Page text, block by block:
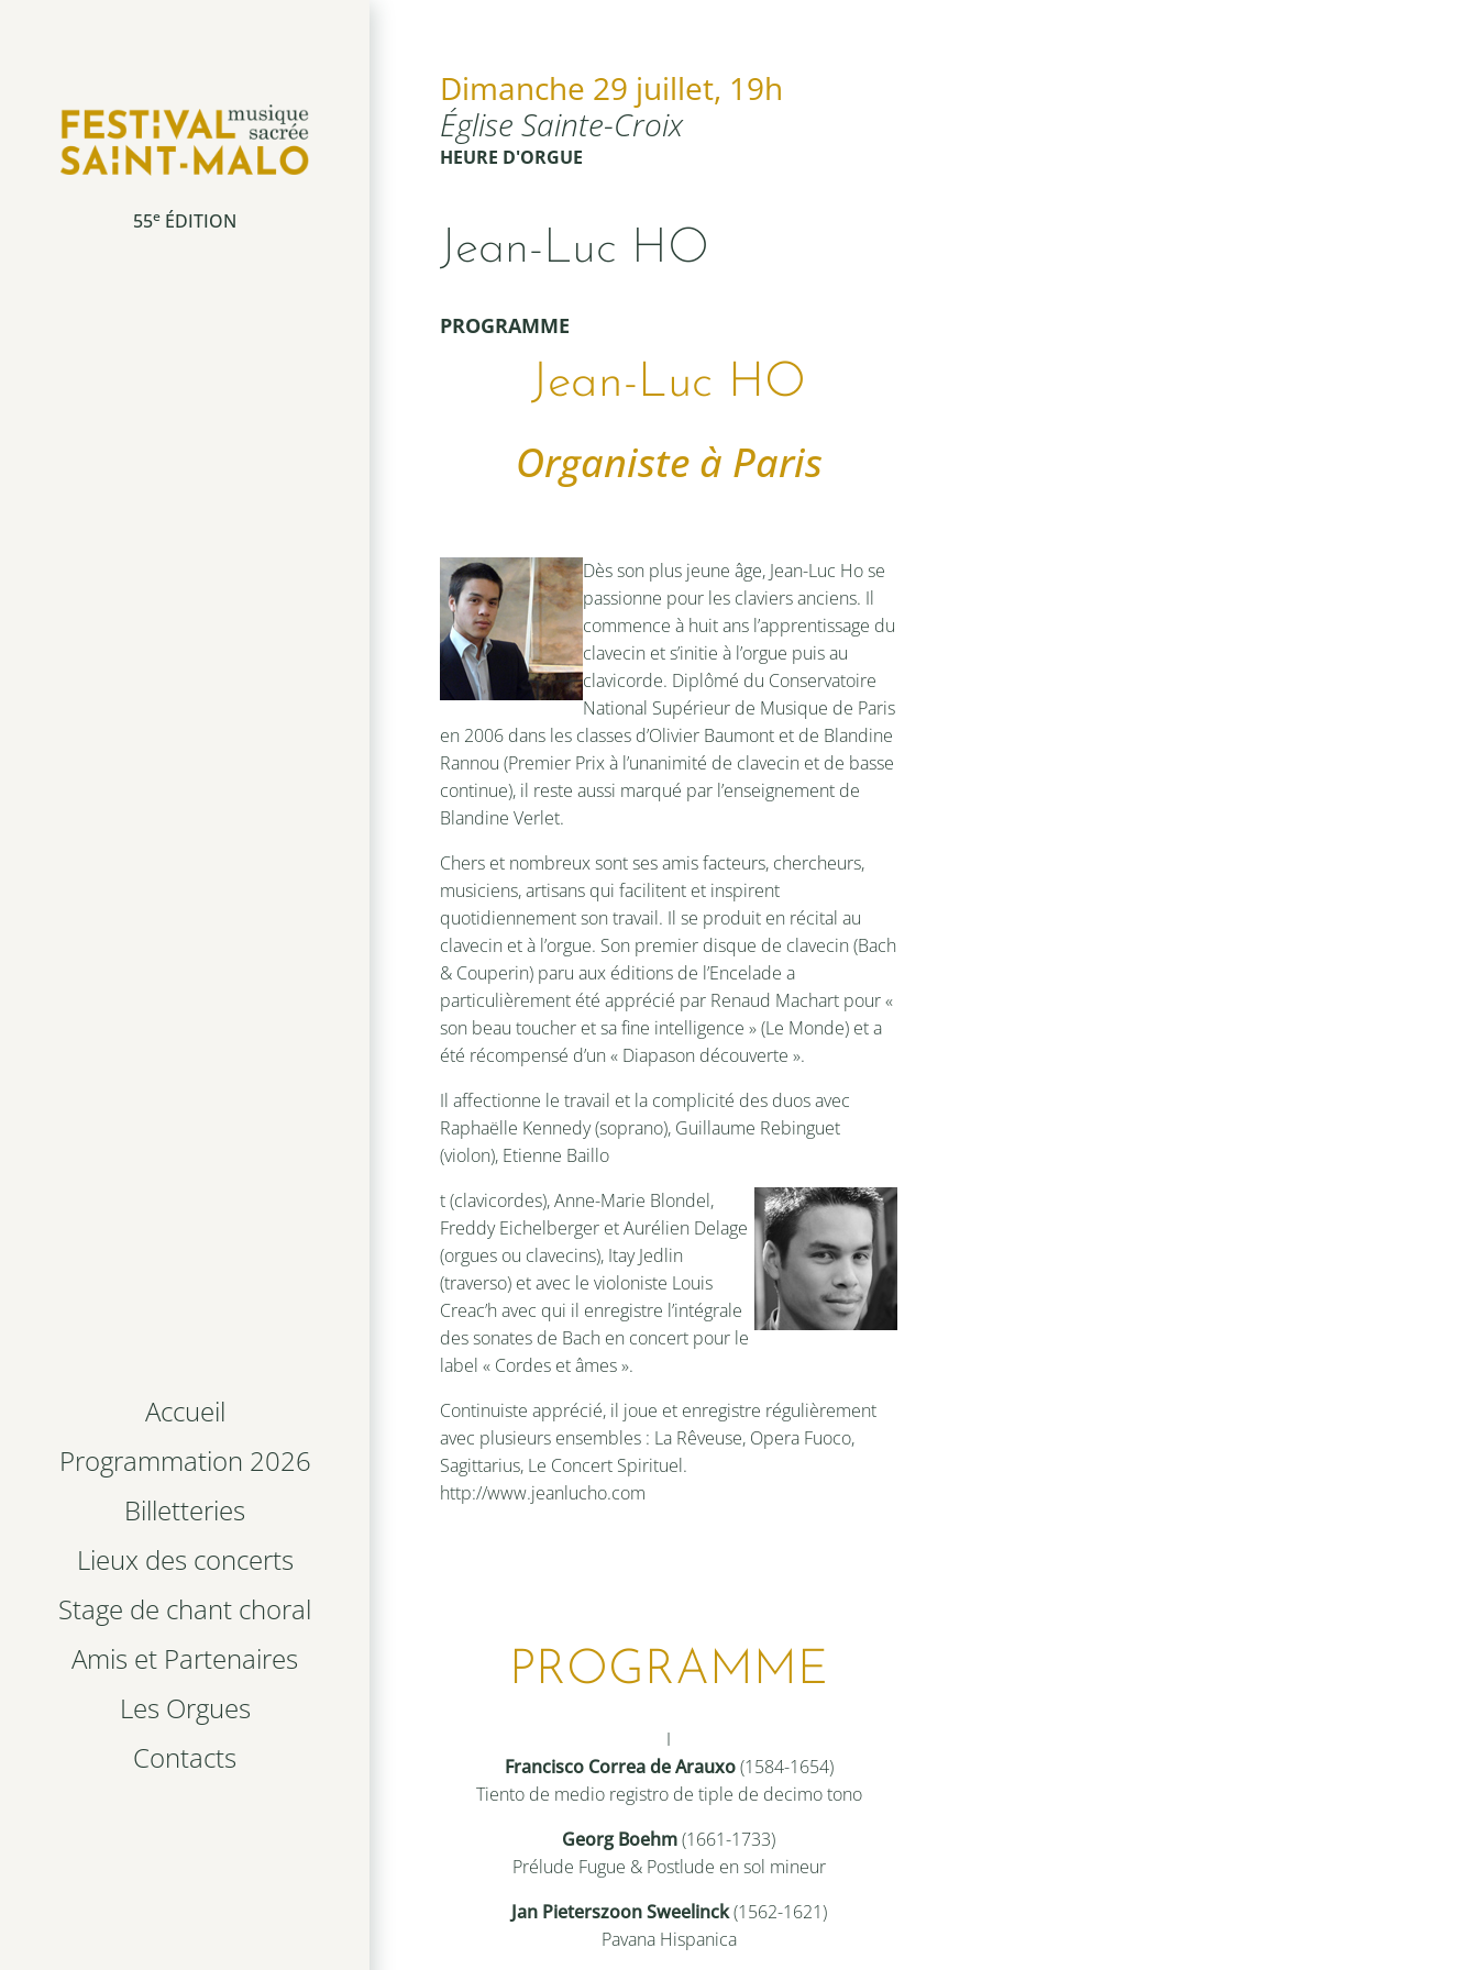
55e ÉDITION
Accueil
Programmation 2026
Billetteries
Lieux des concerts
Stage de chant choral
Amis et Partenaires
Les Orgues
Contacts
Dimanche 29 juillet, 19h
Église Sainte-Croix
HEURE D'ORGUE
Jean-Luc HO
PROGRAMME
Jean-Luc HO
Organiste à Paris
Dès son plus jeune âge, Jean-Luc Ho se
passionne pour les claviers anciens. Il
commence à huit ans l’apprentissage du
clavecin et s’initie à l’orgue puis au
clavicorde. Diplômé du Conservatoire
National Supérieur de Musique de Paris
en 2006 dans les classes d’Olivier Baumont et de Blandine
Rannou (Premier Prix à l’unanimité de clavecin et de basse
continue), il reste aussi marqué par l’enseignement de
Blandine Verlet.
Chers et nombreux sont ses amis facteurs, chercheurs,
musiciens, artisans qui facilitent et inspirent
quotidiennement son travail. Il se produit en récital au
clavecin et à l’orgue. Son premier disque de clavecin (Bach
& Couperin) paru aux éditions de l’Encelade a
particulièrement été apprécié par Renaud Machart pour «
son beau toucher et sa fine intelligence » (Le Monde) et a
été récompensé d’un « Diapason découverte ».
Il affectionne le travail et la complicité des duos avec
Raphaëlle Kennedy (soprano), Guillaume Rebinguet
(violon), Etienne Baillo
t (clavicordes), Anne-Marie Blondel,
Freddy Eichelberger et Aurélien Delage
(orgues ou clavecins), Itay Jedlin
(traverso) et avec le violoniste Louis
Creac’h avec qui il enregistre l’intégrale
des sonates de Bach en concert pour le
label « Cordes et âmes ».
Continuiste apprécié, il joue et enregistre régulièrement
avec plusieurs ensembles : La Rêveuse, Opera Fuoco,
Sagittarius, Le Concert Spirituel.
http://www.jeanlucho.com
PROGRAMME
I
Francisco Correa de Arauxo(1584-1654)
Tiento de medio registro de tiple de decimo tono
Georg Boehm(1661-1733)
Prélude Fugue & Postlude en sol mineur
Jan Pieterszoon Sweelinck(1562-1621)
Pavana Hispanica